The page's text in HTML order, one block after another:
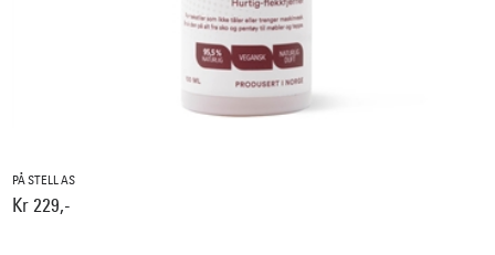
PÅ STELL AS
Kr 229,-